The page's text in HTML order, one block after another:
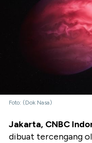
Foto: (Dok Nasa)
Jakarta, CNBC
dibuat tercengang